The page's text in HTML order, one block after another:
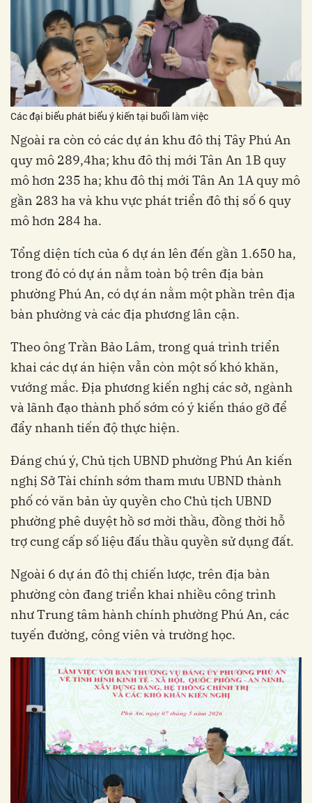
Các đại biểu phát biểu ý kiến tại buổi làm việc
Ngoài ra còn có các dự án khu đô thị Tây Phú An
quy mô 289,4ha; khu đô thị mới Tân An 1B quy
mô hơn 235 ha; khu đô thị mới Tân An 1A quy mô
gần 283 ha và khu vực phát triển đô thị số 6 quy
mô hơn 284 ha.
Tổng diện tích của 6 dự án lên đến gần 1.650 ha,
trong đó có dự án nằm toàn bộ trên địa bàn
phường Phú An, có dự án nằm một phần trên địa
bàn phường và các địa phương lân cận.
Theo ông Trần Bảo Lâm, trong quá trình triển
khai các dự án hiện vẫn còn một số khó khăn,
vướng mắc. Địa phương kiến nghị các sở, ngành
và lãnh đạo thành phố sớm có ý kiến tháo gỡ để
đẩy nhanh tiến độ thực hiện.
Đáng chú ý, Chủ tịch UBND phường Phú An kiến
nghị Sở Tài chính sớm tham mưu UBND thành
phố có văn bản ủy quyền cho Chủ tịch UBND
phường phê duyệt hồ sơ mời thầu, đồng thời hỗ
trợ cung cấp số liệu đấu thầu quyền sử dụng đất.
Ngoài 6 dự án đô thị chiến lược, trên địa bàn
phường còn đang triển khai nhiều công trình
như Trung tâm hành chính phường Phú An, các
tuyến đường, công viên và trường học.